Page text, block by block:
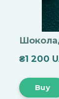
₴1 200
Buy